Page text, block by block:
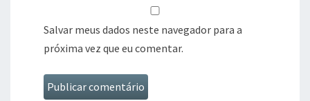
Salvar meus dados neste navegador para a
próxima vez que eu comentar.